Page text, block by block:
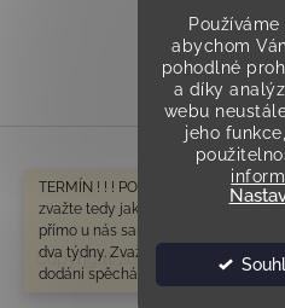
Používáme
abychom
pohodlné
a díky
webu
jeho
TERMÍN ! ! ! POZOR V tomto období
zvažte tedy jak na dodání spěcháte.
přímo u nás samozřejmě bude mít
dva týdny. Zvažte tedy prosím ještě
dodání spěcháte. Děkujeme za
Vytvořilo
Copyright 2026